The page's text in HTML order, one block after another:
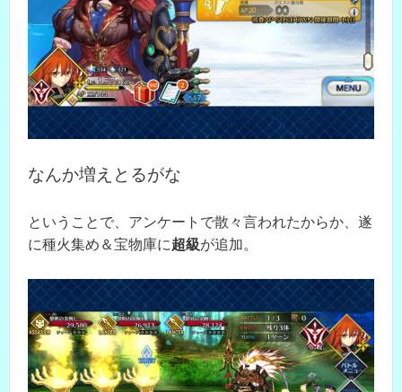
なんか増えとるがな
ということで、アンケートで散々言われたからか、遂
に種火集め＆宝物庫に超級が追加。